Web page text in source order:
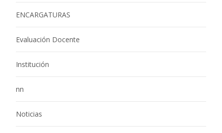
ENCARGATURAS
Evaluación Docente
Institución
nn
Noticias